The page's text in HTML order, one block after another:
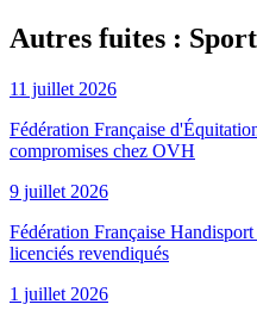
Autres fuites :
11 juillet 2026
Fédération Française
compromises chez OVH
9 juillet 2026
Fédération Française
licenciés revendiqués
1 juillet 2026